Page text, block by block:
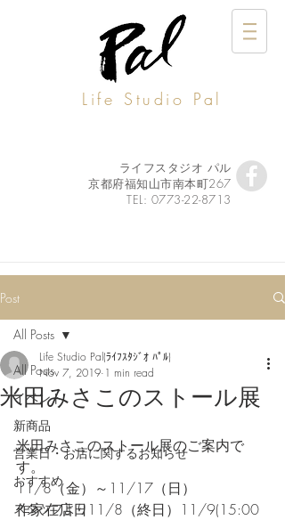
Life Studio Pal
ライフスタジオ パル
京都府福知山市南本町267
TEL: 0773-22-8713
Post
All Posts
イベント
新商品
営業日・お店に関するお知らせ
おすすめ
スタッフより
All Posts
米田みさこのストール展
Life Studio Pal(ﾗｲﾌｽﾀｼﾞｵ ﾊﾟﾙ)
Nov 7, 2019 1 min read
米田みさこのストール展のご案内で
す。
11/8（金）～11/17（日）
作家在店日11/8（終日）11/9(15:00